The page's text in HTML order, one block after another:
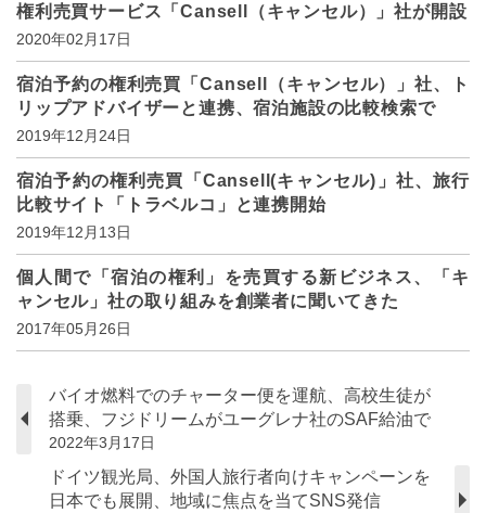
権利売買サービス「Cansell（キャンセル）」社が開設
2020年02月17日
宿泊予約の権利売買「Cansell（キャンセル）」社、ト
リップアドバイザーと連携、宿泊施設の比較検索で
2019年12月24日
宿泊予約の権利売買「Cansell(キャンセル)」社、旅行
比較サイト「トラベルコ」と連携開始
2019年12月13日
個人間で「宿泊の権利」を売買する新ビジネス、「キ
ャンセル」社の取り組みを創業者に聞いてきた
2017年05月26日
バイオ燃料でのチャーター便を運航、高校生徒が
搭乗、フジドリームがユーグレナ社のSAF給油で
2022年3月17日
ドイツ観光局、外国人旅行者向けキャンペーンを
日本でも展開、地域に焦点を当てSNS発信